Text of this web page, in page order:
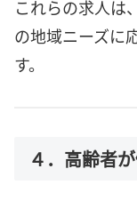
これらの求人は
の地域ニーズに
す。
４．高齢者